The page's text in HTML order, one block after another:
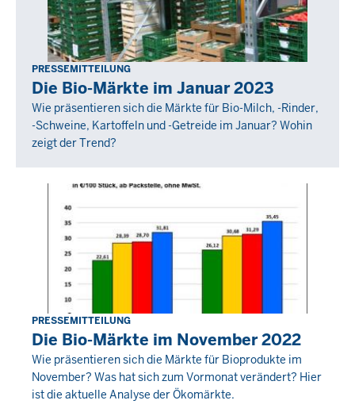
Donnerstag,
23
Februar
2023
-
00:00
PRESSEMITTEILUNG
Die Bio-Märkte im Januar 2023
Wie präsentieren sich die Märkte für Bio-Milch, -Rinder,
-Schweine, Kartoffeln und -Getreide im Januar? Wohin
zeigt der Trend?
Freitag,
23
Dezember
2022
-
PRESSEMITTEILUNG
Die Bio-Märkte im November 2022
Wie präsentieren sich die Märkte für Bioprodukte im
November? Was hat sich zum Vormonat verändert? Hier
ist die aktuelle Analyse der Ökomärkte.